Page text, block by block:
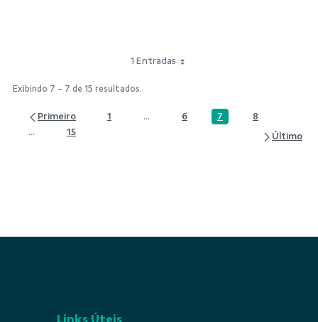
1 Entradas
Exibindo 7 - 7 de 15 resultados.
Página
1 ...Páginas intermediárias Usar ABA para
Página
6 Página
7 Página
8
...Páginas intermediárias Usar ABA para navegar.
Página
15
Links Úteis